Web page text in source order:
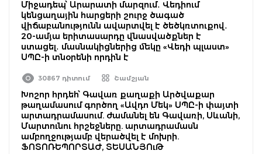
Միջադեպ՝ Արարատի մարզում․ Վեդիում
կենցաղային հարցերի շուրջ ծագած
վիճաբանությունն ավարտվել է ծեծկռտուքով․
20-ամյա երիտասարդը վնասվածքներ է
ստացել․ մասնակիցներից մեկը «Վեդի պլաստ»
ՍՊԸ-ի տնօրենի որդին է
30867 դիտում Շամշյան
Խոշոր հրդեհ՝ Գավառ քաղաքի Արծվաքար
թաղամասում գործող «Ավդո Մեկ» ՍՊԸ-ի փայտի
արտադրամասում. ժամանել են Գավառի, Սևանի,
Մարտունու հրշեջները. արտադրամասն
ամբողջությամբ վերածվել է մոխրի.
ՖՈՏՈՌԵՊՈՐՏԱԺ, ՏԵՍԱՆՅՈւԹ